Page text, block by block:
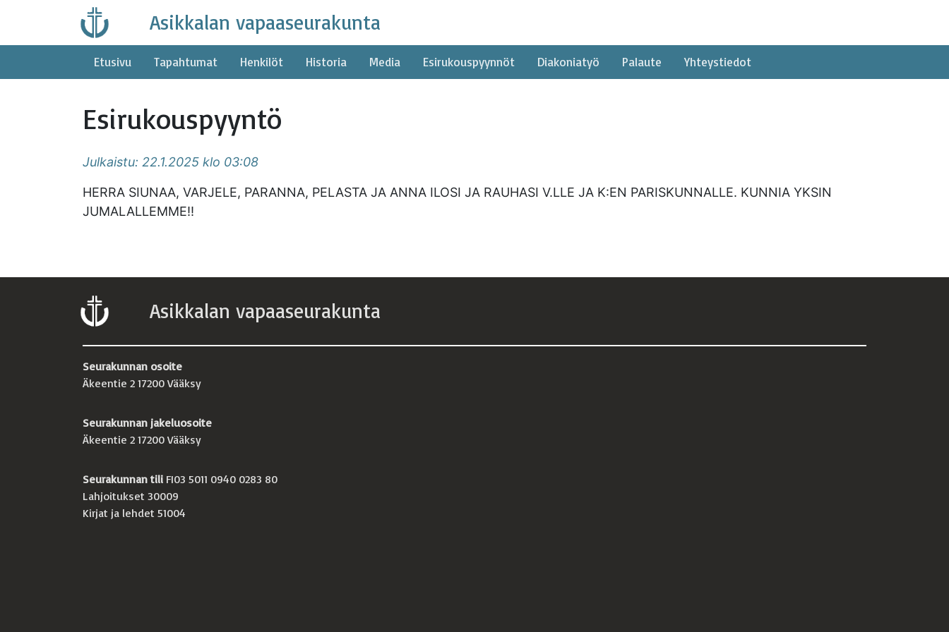
content
Asikkalan vapaaseurakunta
Etusivu Tapahtumat Henkilöt Historia Media Esirukouspyynnöt Diakoniatyö Palaute Yhteystiedot
Esirukouspyyntö
Julkaistu: 22.1.2025 klo 03:08
HERRA SIUNAA, VARJELE, PARANNA, PELASTA JA ANNA ILOSI JA RAUHASI V.LLE JA K:EN PARISKUNNALLE. KUNNIA YKSIN
JUMALALLEMME!!
Asikkalan vapaaseurakunta
Seurakunnan osoite
Äkeentie 2 17200 Vääksy
Seurakunnan jakeluosoite
Äkeentie 2 17200 Vääksy
Seurakunnan tili FI03 5011 0940 0283 80
Lahjoitukset 30009
Kirjat ja lehdet 51004